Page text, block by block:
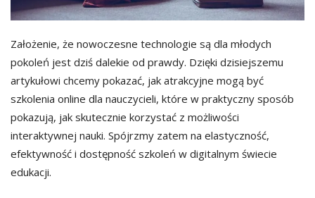
Założenie, że nowoczesne technologie są dla młodych
pokoleń jest dziś dalekie od prawdy. Dzięki dzisiejszemu
artykułowi chcemy pokazać, jak atrakcyjne mogą być
szkolenia online dla nauczycieli, które w praktyczny sposób
pokazują, jak skutecznie korzystać z możliwości
interaktywnej nauki. Spójrzmy zatem na elastyczność,
efektywność i dostępność szkoleń w digitalnym świecie
edukacji.